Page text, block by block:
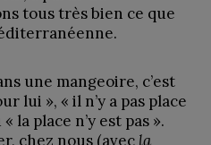
tous très bien ce que
une mangeoire, c’est
lui », « il n’y a pas place
la place n’y est pas ».
chez nous (avec la